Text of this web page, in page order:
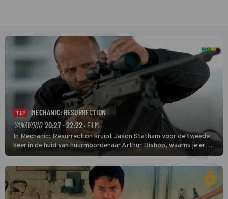
TIP
MECHANIC: RESURRECTION
VANAVOND 20:27 - 22:22· FILM
In Mechanic: Resurrection kruipt Jason Statham voor de tweede
keer in de huid van huurmoordenaar Arthur Bishop, waarna je er
donder op kunt zeggen dat er van Bishops geplande pensioen niet
veel terechtkomt.